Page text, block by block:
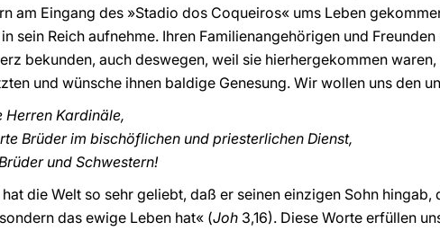
am Eingang des »Stadio dos Coqueiros« ums Leben
sein Reich aufnehme. Ihren Familienangehörigen und
bekunden, auch deswegen, weil sie hierhergekommen
und wünsche ihnen baldige Genesung. Wir wollen uns den
Herren Kardinäle,
Brüder im bischöflichen und priesterlichen Dienst,
und Schwestern!
die Welt so sehr geliebt, daß er seinen einzigen Sohn
das ewige Leben hat« (Joh 3,16). Diese Worte erfüllen